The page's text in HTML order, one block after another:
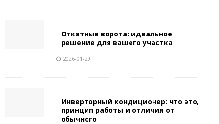
Откатные ворота: идеальное
решение для вашего участка
2026-01-29
Инверторный кондиционер: что это,
принцип работы и отличия от
обычного